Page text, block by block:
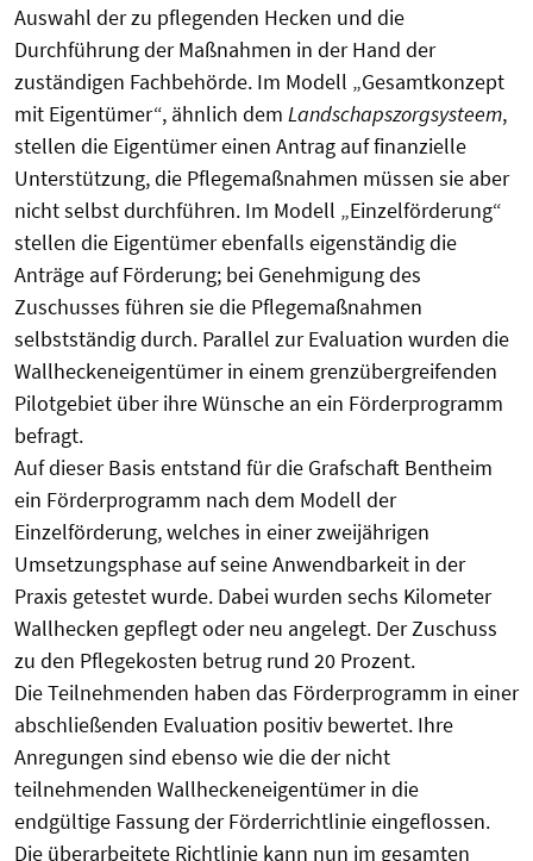
Auswahl der zu pflegenden Hecken und die
Durchführung der Maßnahmen in der Hand der
zuständigen Fachbehörde. Im Modell „Gesamtkonzept
mit Eigentümer“, ähnlich dem Landschapszorgsysteem,
stellen die Eigentümer einen Antrag auf finanzielle
Unterstützung, die Pflegemaßnahmen müssen sie aber
nicht selbst durchführen. Im Modell „Einzelförderung“
stellen die Eigentümer ebenfalls eigenständig die
Anträge auf Förderung; bei Genehmigung des
Zuschusses führen sie die Pflegemaßnahmen
selbstständig durch. Parallel zur Evaluation wurden die
Wallheckeneigentümer in einem grenzübergreifenden
Pilotgebiet über ihre Wünsche an ein Förderprogramm
befragt.
Auf dieser Basis entstand für die Grafschaft Bentheim
ein Förderprogramm nach dem Modell der
Einzelförderung, welches in einer zweijährigen
Umsetzungsphase auf seine Anwendbarkeit in der
Praxis getestet wurde. Dabei wurden sechs Kilometer
Wallhecken gepflegt oder neu angelegt. Der Zuschuss
zu den Pflegekosten betrug rund 20 Prozent.
Die Teilnehmenden haben das Förderprogramm in einer
abschließenden Evaluation positiv bewertet. Ihre
Anregungen sind ebenso wie die der nicht
teilnehmenden Wallheckeneigentümer in die
endgültige Fassung der Förderrichtlinie eingeflossen.
Die überarbeitete Richtlinie kann nun im gesamten